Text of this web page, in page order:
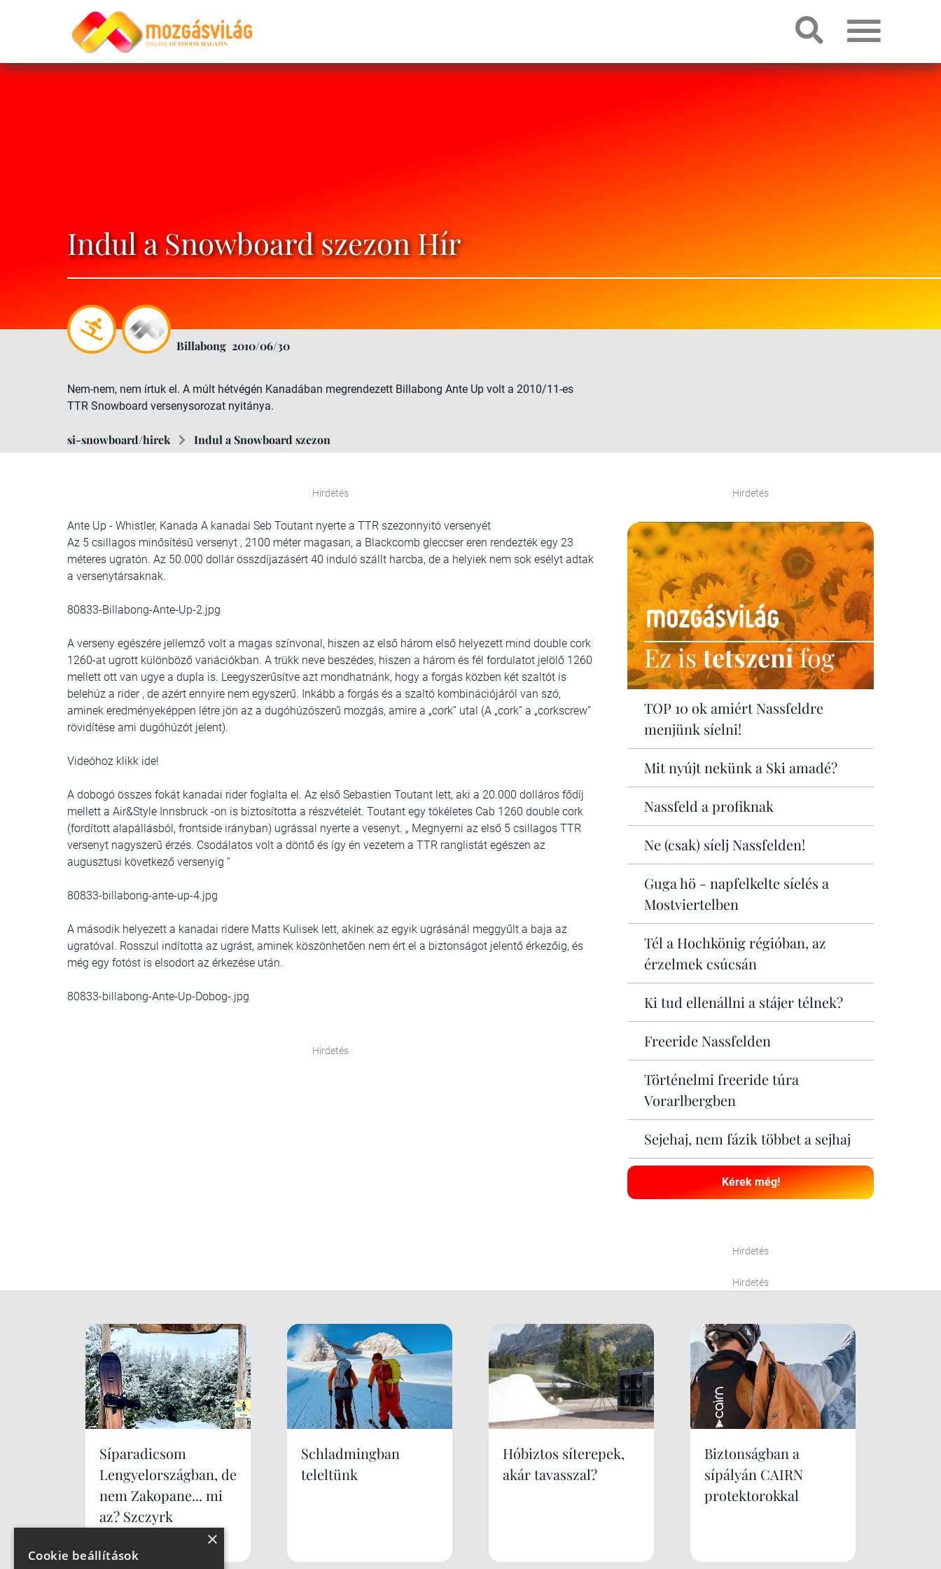
Indul a Snowboard szezon Hír
Billabong 2010/06/30
Nem-nem, nem írtuk el. A múlt hétvégén Kanadában megrendezett Billabong Ante Up volt a 2010/11-es
TTR Snowboard versenysorozat nyitánya.
si-snowboard/hirek Indul a Snowboard szezon
Hirdetés
Ante Up - Whistler, Kanada A kanadai Seb Toutant nyerte a TTR szezonnyitó versenyét
Az 5 csillagos minősítésű versenyt , 2100 méter magasan, a Blackcomb gleccser eren rendezték egy 23
méteres ugratón. Az 50.000 dollár összdíjazásért 40 induló szállt harcba, de a helyiek nem sok esélyt adtak
a versenytársaknak.
80833-Billabong-Ante-Up-2.jpg
A verseny egészére jellemző volt a magas színvonal, hiszen az első három első helyezett mind double cork
1260-at ugrott különböző variációkban. A trükk neve beszédes, hiszen a három és fél fordulatot jelölő 1260
mellett ott van ugye a dupla is. Leegyszerűsítve azt mondhatnánk, hogy a forgás közben két szaltót is
belehúz a rider , de azért ennyire nem egyszerű. Inkább a forgás és a szaltó kombinációjáról van szó,
aminek eredményeképpen létre jön az a dugóhúzószerű mozgás, amire a „cork” utal (A „cork” a „corkscrew”
rövidítése ami dugóhúzót jelent).
Videóhoz klikk ide!
A dobogó összes fokát kanadai rider foglalta el. Az első Sebastien Toutant lett, aki a 20.000 dolláros fődíj
mellett a Air&Style Innsbruck -on is biztosította a részvételét. Toutant egy tökéletes Cab 1260 double cork
(fordított alapállásból, frontside irányban) ugrással nyerte a vesenyt. „ Megnyerni az első 5 csillagos TTR
versenyt nagyszerű érzés. Csodálatos volt a döntő és így én vezetem a TTR ranglistát egészen az
augusztusi következő versenyig ”
80833-billabong-ante-up-4.jpg
A második helyezett a kanadai ridere Matts Kulisek lett, akinek az egyik ugrásánál meggyűlt a baja az
ugratóval. Rosszul indította az ugrást, aminek köszönhetően nem ért el a biztonságot jelentő érkezőig, és
még egy fotóst is elsodort az érkezése után.
80833-billabong-Ante-Up-Dobog-.jpg
Hirdetés
Hirdetés
Ez istetszenifog
TOP 10 ok amiért Nassfeldre
menjünk síelni!
Mit nyújt nekünk a Ski amadé?
Nassfeld a profiknak
Ne (csak) síelj Nassfelden!
Guga hö - napfelkelte síelés a
Mostviertelben
Tél a Hochkönig régióban, az
érzelmek csúcsán
Ki tud ellenállni a stájer télnek?
Freeride Nassfelden
Történelmi freeride túra
Vorarlbergben
Sejehaj, nem fázik többet a sejhaj
Kérek még!
Hirdetés
Hirdetés
Síparadicsom
Lengyelországban, de
nem Zakopane... mi
az? Szczyrk
Schladmingban
teleltünk
Hóbiztos síterepek,
akár tavasszal?
Biztonságban a
sípályán CAIRN
protektorokkal
×
Cookie beállítások